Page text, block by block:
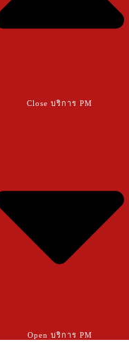
Close บริการ PM
Open บริการ PM